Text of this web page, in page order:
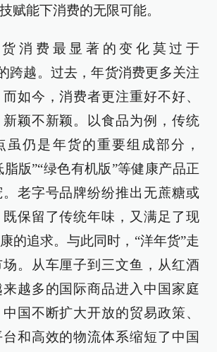
赋能下消费的无限可能。
消费最显著的变化莫过于
跨越。过去，年货消费更多关注
如今，消费者更注重好不好、
颖不新颖。以食品为例，传统
虽仍是年货的重要组成部分，
脂版”“绿色有机版”等健康产品正
老字号品牌纷纷推出无蔗糖或
保留了传统年味，又满足了现
的追求。与此同时，“洋年货”走
。从车厘子到三文鱼，从红酒
越多的国际商品进入中国家庭
国不断扩大开放的贸易政策、
和高效的物流体系缩短了中国